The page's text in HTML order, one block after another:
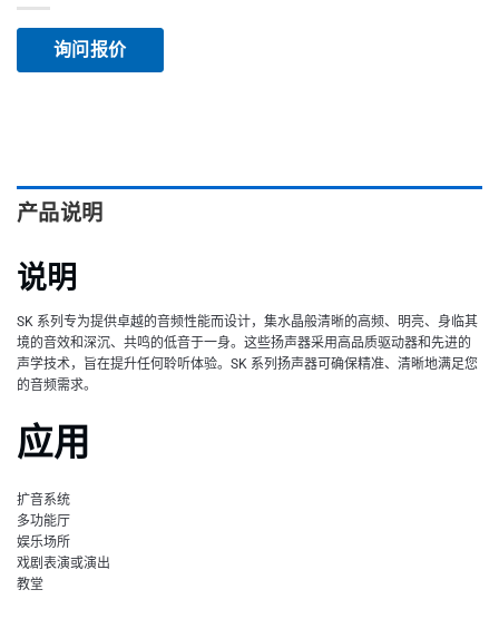
询问报价
产品说明
说明
SK 系列专为提供卓越的音频性能而设计，集水晶般清晰的高频、明亮、身临其
境的音效和深沉、共鸣的低音于一身。这些扬声器采用高品质驱动器和先进的
声学技术，旨在提升任何聆听体验。SK 系列扬声器可确保精准、清晰地满足您
的音频需求。
应用
扩音系统
多功能厅
娱乐场所
戏剧表演或演出
教堂